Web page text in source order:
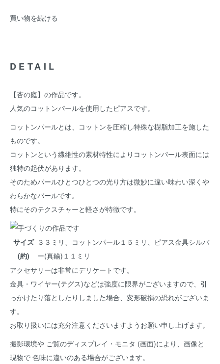
買い物を続ける
DETAIL
【杏の庭】の作品です。
人気のコットンパールを使用したピアスです。
コットンパールとは、コットンを圧縮し特殊な樹脂加工を施した
ものです。
コットンという繊維性の素材特性によりコットンパール表面には
独特の起伏があります。
そのためパールひとつひとつの光り方は微妙に違い味わい深くや
わらかなパールです。
特にそのテクスチャーと軽さが特徴です。
サイズ
(約)
３３ミリ、コットンパール１５ミリ、ピアス金具シルバ
ー(真鍮)１１ミリ
アクセサリーは非常にデリケートです。
金具・ワイヤー(テグス)などは強度に限界がございますので、引
っかけたり落としたりしました場合、変形破損の恐れがございま
す。
お取り扱いには充分注意くださいますようお願い申し上げます。
撮影環境や ご覧のディスプレイ・モニタ (画面)により、画像と
現物で 色味に違いのある場合がございます。